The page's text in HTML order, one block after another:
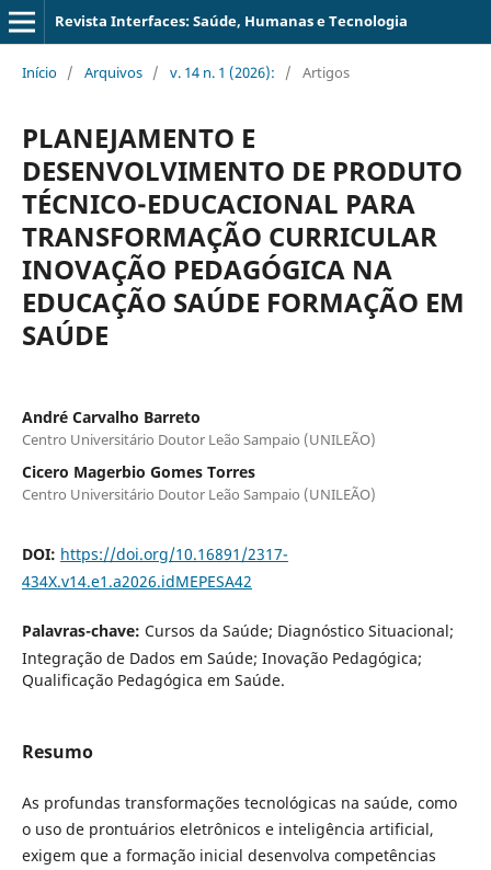
Revista Interfaces: Saúde, Humanas e Tecnologia
Início / Arquivos / v. 14 n. 1 (2026): / Artigos
PLANEJAMENTO E
DESENVOLVIMENTO DE PRODUTO
TÉCNICO-EDUCACIONAL PARA
TRANSFORMAÇÃO CURRICULAR
INOVAÇÃO PEDAGÓGICA NA
EDUCAÇÃO SAÚDE FORMAÇÃO EM
SAÚDE
André Carvalho Barreto
Centro Universitário Doutor Leão Sampaio (UNILEÃO)
Cicero Magerbio Gomes Torres
Centro Universitário Doutor Leão Sampaio (UNILEÃO)
DOI: https://doi.org/10.16891/2317-
434X.v14.e1.a2026.idMEPESA42
Palavras-chave: Cursos da Saúde; Diagnóstico Situacional;
Integração de Dados em Saúde; Inovação Pedagógica;
Qualificação Pedagógica em Saúde.
Resumo
As profundas transformações tecnológicas na saúde, como
o uso de prontuários eletrônicos e inteligência artificial,
exigem que a formação inicial desenvolva competências